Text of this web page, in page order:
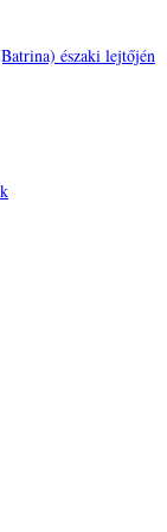
északi lejtőjén